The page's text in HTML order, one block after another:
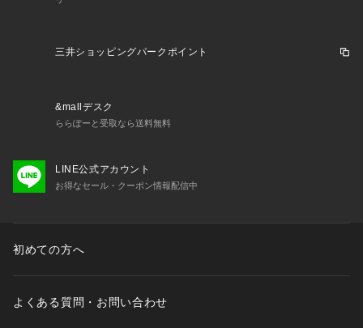
三井ショッピングパークポイント
&mallデスク
ららぽーと受取なら送料無料
LINE公式アカウント
お得なセール・クーポン情報配信中
初めての方へ
よくある質問・お問い合わせ